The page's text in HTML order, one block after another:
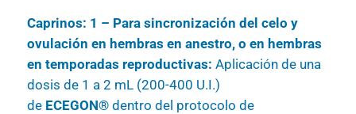
Caprinos: 1 – Para sincronización del celo y
ovulación en hembras en anestro, o en hembras
en temporadas reproductivas: Aplicación de una
dosis de 1 a 2 mL (200-400 U.I.)
de ECEGON®dentro del protocolo de